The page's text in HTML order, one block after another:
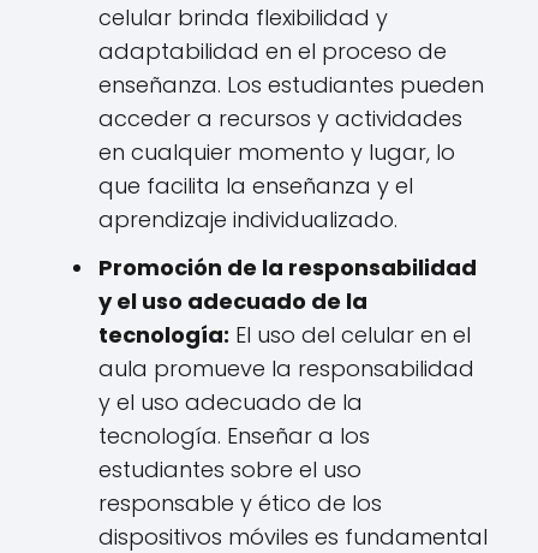
celular brinda flexibilidad y
adaptabilidad en el proceso de
enseñanza. Los estudiantes pueden
acceder a recursos y actividades
en cualquier momento y lugar, lo
que facilita la enseñanza y el
aprendizaje individualizado.
Promoción de la responsabilidad
y el uso adecuado de la
tecnología: El uso del celular en el
aula promueve la responsabilidad
y el uso adecuado de la
tecnología. Enseñar a los
estudiantes sobre el uso
responsable y ético de los
dispositivos móviles es fundamental